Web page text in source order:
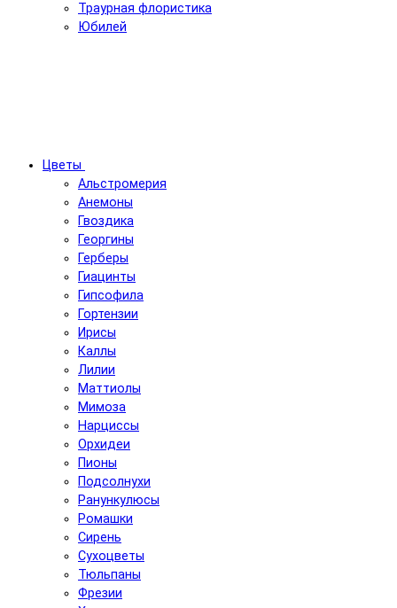
Траурная флористика
Юбилей
Цветы
Альстромерия
Анемоны
Гвоздика
Георгины
Герберы
Гиацинты
Гипсофила
Гортензии
Ирисы
Каллы
Лилии
Маттиолы
Мимоза
Нарциссы
Орхидеи
Пионы
Подсолнухи
Ранункулюсы
Ромашки
Сирень
Сухоцветы
Тюльпаны
Фрезии